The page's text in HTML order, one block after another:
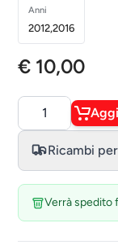
Anni
2012,2016
€ 10,00
Quantità
Ricambi
Verrà spedito